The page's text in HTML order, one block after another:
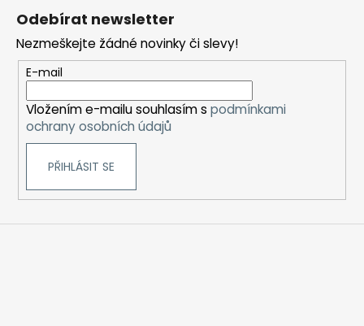
Odebírat newsletter
Nezmeškejte žádné novinky či slevy!
E-mail
Vložením e-mailu souhlasím s podmínkami
ochrany osobních údajů
PŘIHLÁSIT SE